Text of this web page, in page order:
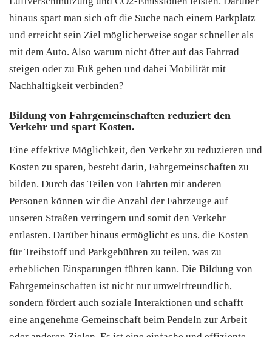
hinaus spart man sich oft die Suche nach einem Parkplatz
und erreicht sein Ziel möglicherweise sogar schneller als
mit dem Auto. Also warum nicht öfter auf das Fahrrad
steigen oder zu Fuß gehen und dabei Mobilität mit
Nachhaltigkeit verbinden?
Bildung von Fahrgemeinschaften reduziert den
Verkehr und spart Kosten.
Eine effektive Möglichkeit, den Verkehr zu reduzieren und
Kosten zu sparen, besteht darin, Fahrgemeinschaften zu
bilden. Durch das Teilen von Fahrten mit anderen
Personen können wir die Anzahl der Fahrzeuge auf
unseren Straßen verringern und somit den Verkehr
entlasten. Darüber hinaus ermöglicht es uns, die Kosten
für Treibstoff und Parkgebühren zu teilen, was zu
erheblichen Einsparungen führen kann. Die Bildung von
Fahrgemeinschaften ist nicht nur umweltfreundlich,
sondern fördert auch soziale Interaktionen und schafft
eine angenehme Gemeinschaft beim Pendeln zur Arbeit